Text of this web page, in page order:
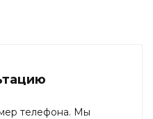
телефона. Мы